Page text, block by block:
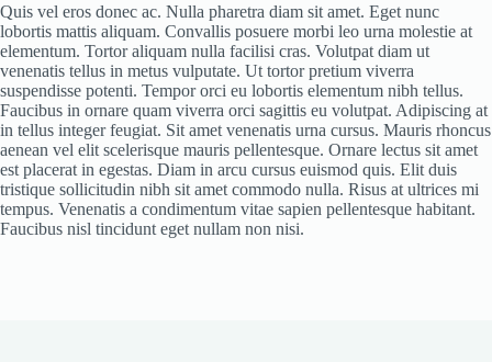
Quis vel eros donec ac. Nulla pharetra diam sit amet. Eget nunc
lobortis mattis aliquam. Convallis posuere morbi leo urna molestie at
elementum. Tortor aliquam nulla facilisi cras. Volutpat diam ut
venenatis tellus in metus vulputate. Ut tortor pretium viverra
suspendisse potenti. Tempor orci eu lobortis elementum nibh tellus.
Faucibus in ornare quam viverra orci sagittis eu volutpat. Adipiscing at
in tellus integer feugiat. Sit amet venenatis urna cursus. Mauris rhoncus
aenean vel elit scelerisque mauris pellentesque. Ornare lectus sit amet
est placerat in egestas. Diam in arcu cursus euismod quis. Elit duis
tristique sollicitudin nibh sit amet commodo nulla. Risus at ultrices mi
tempus. Venenatis a condimentum vitae sapien pellentesque habitant.
Faucibus nisl tincidunt eget nullam non nisi.